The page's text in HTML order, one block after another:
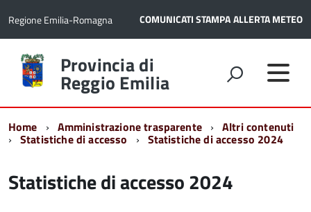
Regione Emilia-Romagna COMUNICATI STAMPAALLERTA METEO
Torna
alla
home
Provincia di
Reggio Emilia
Home Amministrazione trasparente Altri contenuti
Statistiche di accesso Statistiche di accesso 2024
Statistiche di accesso 2024